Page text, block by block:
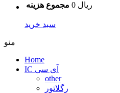
مجموع هزینه 0 ریال
سبد خرید
منو
Home
IC آی سی
other
رگلاتور